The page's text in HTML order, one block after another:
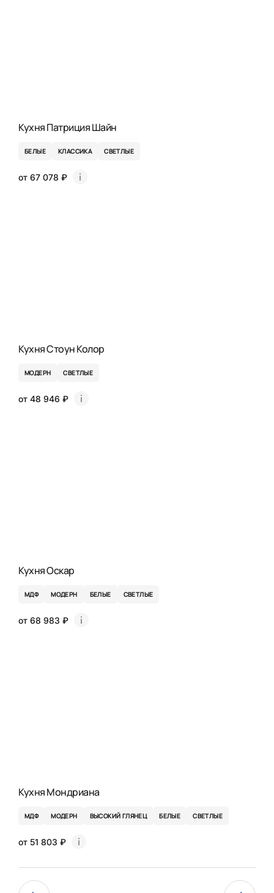
Кухня Патриция Шайн
БЕЛЫЕ КЛАССИКА СВЕТЛЫЕ
от 67 078 ₽
Кухня Стоун Колор
МОДЕРН СВЕТЛЫЕ
от 48 946 ₽
Кухня Оскар
МДФ МОДЕРН БЕЛЫЕ СВЕТЛЫЕ
от 68 983 ₽
Кухня Мондриана
МДФ МОДЕРН ВЫСОКИЙ ГЛЯНЕЦ БЕЛЫЕ СВЕТЛЫЕ
от 51 803 ₽